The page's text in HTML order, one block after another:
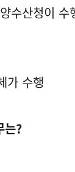
수산청이 수
가 수행
는?